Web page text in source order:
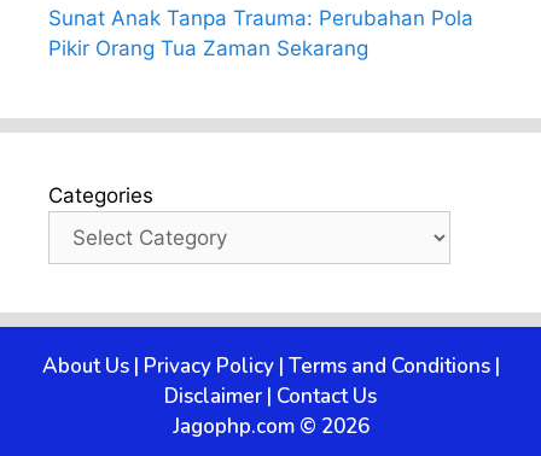
Sunat Anak Tanpa Trauma: Perubahan Pola
Pikir Orang Tua Zaman Sekarang
Categories
About Us| Privacy Policy| Terms and Conditions|
Disclaimer | Contact Us
Jagophp.com © 2026